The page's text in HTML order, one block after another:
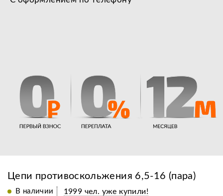
Цепи противоскольжения 6,5-16 (пара)
В наличии 1999 чел. уже купили!